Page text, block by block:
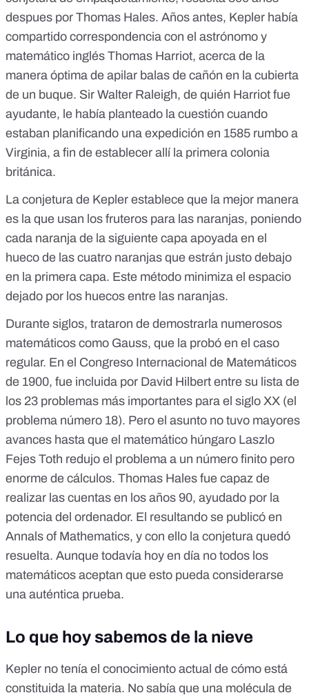
despues por Thomas Hales. Años antes, Kepler había
compartido correspondencia con el astrónomo y
matemático inglés Thomas Harriot, acerca de la
manera óptima de apilar balas de cañón en la cubierta
de un buque. Sir Walter Raleigh, de quién Harriot fue
ayudante, le había planteado la cuestión cuando
estaban planificando una expedición en 1585 rumbo a
Virginia, a fin de establecer allí la primera colonia
británica.
La conjetura de Kepler establece que la mejor manera
es la que usan los fruteros para las naranjas, poniendo
cada naranja de la siguiente capa apoyada en el
hueco de las cuatro naranjas que estrán justo debajo
en la primera capa. Este método minimiza el espacio
dejado por los huecos entre las naranjas.
Durante siglos, trataron de demostrarla numerosos
matemáticos como Gauss, que la probó en el caso
regular. En el Congreso Internacional de Matemáticos
de 1900, fue incluida por David Hilbert entre su lista de
los 23 problemas más importantes para el siglo XX (el
problema número 18). Pero el asunto no tuvo mayores
avances hasta que el matemático húngaro Laszlo
Fejes Toth redujo el problema a un número finito pero
enorme de cálculos. Thomas Hales fue capaz de
realizar las cuentas en los años 90, ayudado por la
potencia del ordenador. El resultando se publicó en
Annals of Mathematics, y con ello la conjetura quedó
resuelta. Aunque todavía hoy en día no todos los
matemáticos aceptan que esto pueda considerarse
una auténtica prueba.
Lo que hoy sabemos de la nieve
Kepler no tenía el conocimiento actual de cómo está
constituida la materia. No sabía que una molécula de